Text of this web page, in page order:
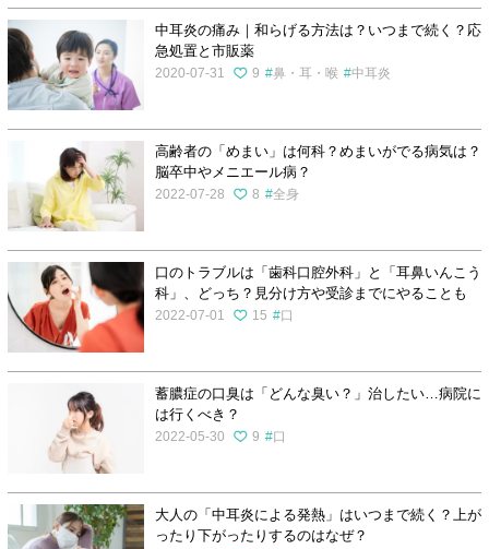
中耳炎の痛み｜和らげる方法は？いつまで続く？応
急処置と市販薬
2020-07-31 9 鼻・耳・喉 中耳炎
高齢者の「めまい」は何科？めまいがでる病気は？
脳卒中やメニエール病？
2022-07-28 8 全身
口のトラブルは「歯科口腔外科」と「耳鼻いんこう
科」、どっち？見分け方や受診までにやることも
2022-07-01 15 口
蓄膿症の口臭は「どんな臭い？」治したい…病院に
は行くべき？
2022-05-30 9 口
大人の「中耳炎による発熱」はいつまで続く？上が
ったり下がったりするのはなぜ？